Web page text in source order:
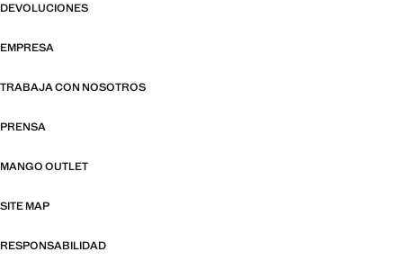
DEVOLUCIONES
EMPRESA
TRABAJA CON NOSOTROS
PRENSA
MANGO OUTLET
SITE MAP
RESPONSABILIDAD